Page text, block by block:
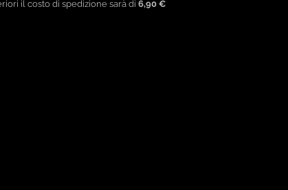
il costo di spedizione sarà di 6,90 €